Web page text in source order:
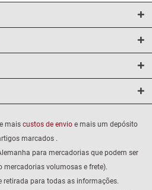
mais custos de envio e mais um depósito
marcados .
para mercadorias que podem ser
mercadorias volumosas e frete).
retirada para todas as informações.